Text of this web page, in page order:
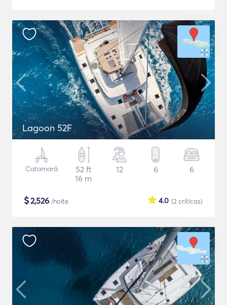
Lagoon 52F
Catamarã
52 ft
16 m
12 6 6
$2,526 /noite (2 críticas)
4.0